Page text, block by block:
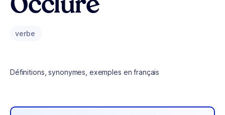
Occlure
verbe
Définitions, synonymes, exemples en français